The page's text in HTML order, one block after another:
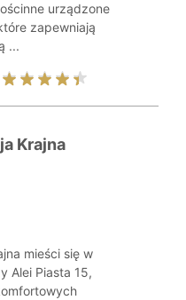
urządzone
zapewniają
...
Krajna
mieści się w
Alei Piasta 15,